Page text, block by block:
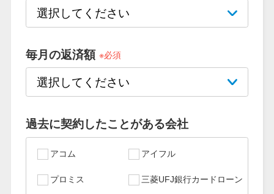
特集ページ一覧
種類や特徴で探す
銀行カードローンを選ぶべき4つ
無利息期間を利用して利息0円で
毎月の返済額 ※必須
過去に契約したことがある会社
アコム アイフル
プロミス 三菱UFJ銀行カードローン